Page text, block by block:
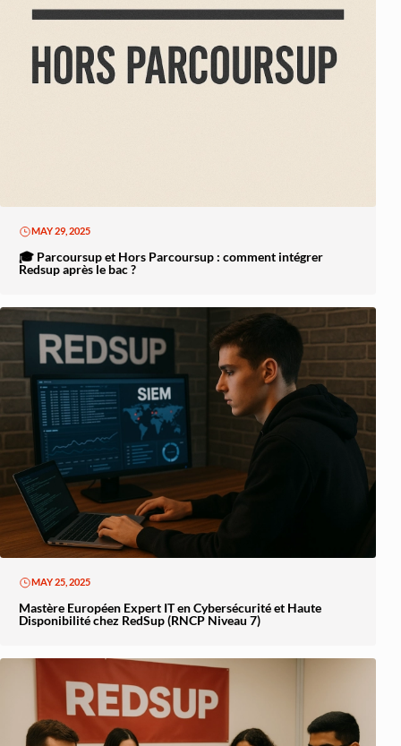
MAY 29, 2025
🎓 Parcoursup et Hors Parcoursup : comment intégrer
Redsup après le bac ?
MAY 25, 2025
Mastère Européen Expert IT en Cybersécurité et Haute
Disponibilité chez RedSup (RNCP Niveau 7)